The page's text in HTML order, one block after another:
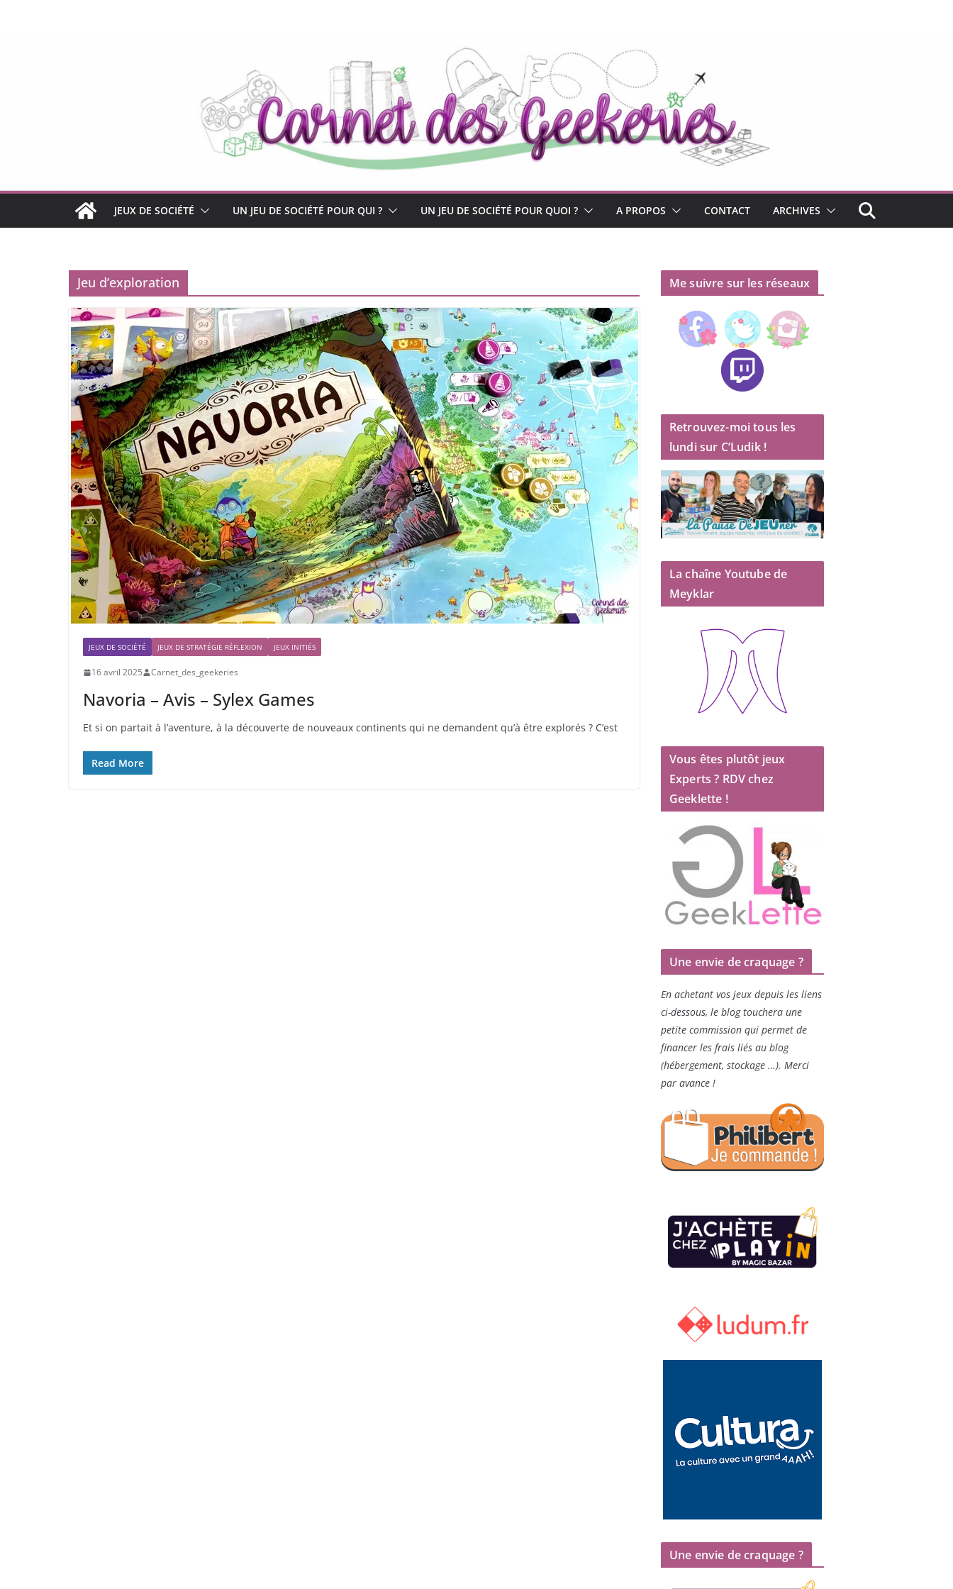
JEUX DE SOCIÉTÉ UN JEU DE SOCIÉTÉ POUR QUI ? UN JEU DE SOCIÉTÉ POUR QUOI ? A PROPOS CONTACT ARCHIVES
Jeu d’exploration
JEUX DE SOCIÉTÉ JEUX DE STRATÉGIE RÉFLEXION JEUX INITIÉS
16 avril 2025 Carnet_des_geekeries
Navoria – Avis – Sylex Games
Et si on partait à l’aventure, à la découverte de nouveaux continents qui ne demandent qu’à être explorés ? C’est
Read More
Me suivre sur les réseaux
Retrouvez-moi tous les
lundi sur C’Ludik !
La chaîne Youtube de
Meyklar
Vous êtes plutôt jeux
Experts ? RDV chez
Geeklette !
Une envie de craquage ?
En achetant vos jeux depuis les liens
ci-dessous, le blog touchera une
petite commission qui permet de
financer les frais liés au blog
(hébergement, stockage …). Merci
par avance !
Une envie de craquage ?